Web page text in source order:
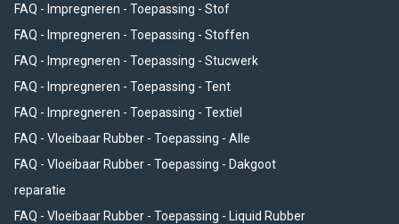
FAQ - Impregneren - Toepassing - Stof
FAQ - Impregneren - Toepassing - Stoffen
FAQ - Impregneren - Toepassing - Stucwerk
FAQ - Impregneren - Toepassing - Tent
FAQ - Impregneren - Toepassing - Textiel
FAQ - Vloeibaar Rubber - Toepassing - Alle
FAQ - Vloeibaar Rubber - Toepassing - Dakgoot
reparatie
FAQ - Vloeibaar Rubber - Toepassing - Liquid Rubber